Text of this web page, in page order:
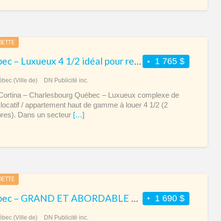
1 765 $
Québec – Luxueux 4 1/2 idéal pour retraité 1765$ Charlesbourg
(Ville de) DN Publicité inc.
– Charlesbourg Québec – Luxueux complexe de
/ appartement haut de gamme à louer 4 1/2 (2
Dans un secteur […]
1 690 $
(Ville de) DN Publicité inc.